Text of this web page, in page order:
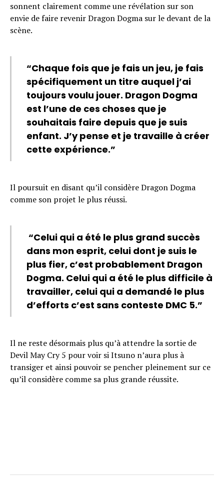
sonnent clairement comme une révélation sur son
envie de faire revenir Dragon Dogma sur le devant de la
scène.
“Chaque fois que je fais un jeu, je fais
spécifiquement un titre auquel j’ai
toujours voulu jouer. Dragon Dogma
est l’une de ces choses que je
souhaitais faire depuis que je suis
enfant. J’y pense et je travaille à créer
cette expérience.”
Il poursuit en disant qu’il considère Dragon Dogma
comme son projet le plus réussi.
“Celui qui a été le plus grand succès
dans mon esprit, celui dont je suis le
plus fier, c’est probablement Dragon
Dogma. Celui qui a été le plus difficile à
travailler, celui qui a demandé le plus
d’efforts c’est sans conteste DMC 5.”
Il ne reste désormais plus qu’à attendre la sortie de
Devil May Cry 5 pour voir si Itsuno n’aura plus à
transiger et ainsi pouvoir se pencher pleinement sur ce
qu’il considère comme sa plus grande réussite.